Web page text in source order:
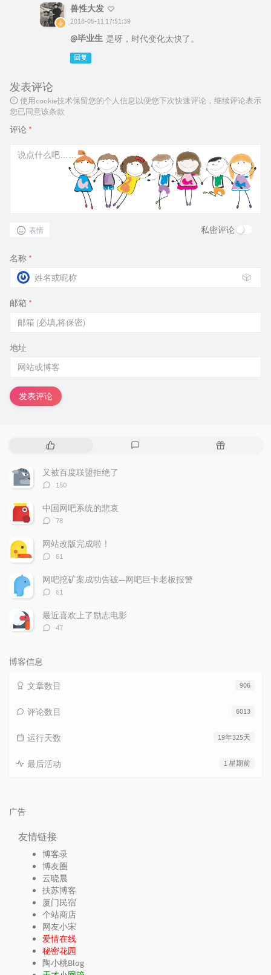
兽性大发
2018-05-11 17:51:39
@毕业生 是呀，时代变化太快了。
回复
发表评论
使用cookie技术保留您的个人信息以便您下次快速评论，继续评论表示
您已同意该条款
评论 *
表情 私密评论
名称 *
🎲
邮箱 *
地址
发表评论
热
文
章
随
又被百度联盟拒绝了
评
数：
150
中国网吧系统的悲哀
评
数：
78
网站改版完成啦！
评
数：
61
网吧挖矿案成功告破—网吧巨卡老板报警
评
数：
61
最近喜欢上了励志电影
评
47
博客信息
906
文章数目
6013
评论数目
19年325天
运行天数
1 星期前
最后活动
广告
友情链接
博客录
博友圈
云晓晨
扶苏博客
厦门民宿
个站商店
网友小宋
爱情在线
秘密花园
陶小桃Blog